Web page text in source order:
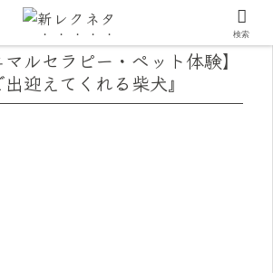
マルセラピー・ペット体験】
出迎えてくれる柴犬』
検索